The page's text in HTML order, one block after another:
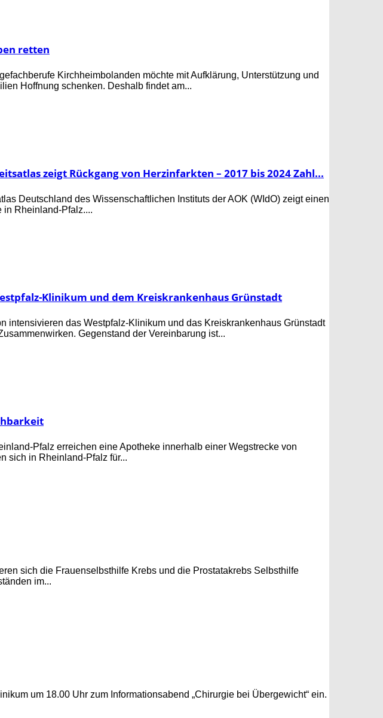
retten
Kirchheimbolanden möchte mit Aufklärung, Unterstützung und
Hoffnung schenken. Deshalb findet am...
zeigt Rückgang von Herzinfarkten – 2017 bis 2024 Zahl...
Deutschland des Wissenschaftlichen Instituts der AOK (WIdO) zeigt einen
in Rheinland-Pfalz....
Klinikum und dem Kreiskrankenhaus Grünstadt
intensivieren das Westpfalz-Klinikum und das Kreiskrankenhaus Grünstadt
Gegenstand der Vereinbarung ist...
Pfalz erreichen eine Apotheke innerhalb einer Wegstrecke von
sich in Rheinland-Pfalz für...
sich die Frauenselbsthilfe Krebs und die Prostatakrebs Selbsthilfe
im...
um 18.00 Uhr zum Informationsabend „Chirurgie bei Übergewicht“ ein.